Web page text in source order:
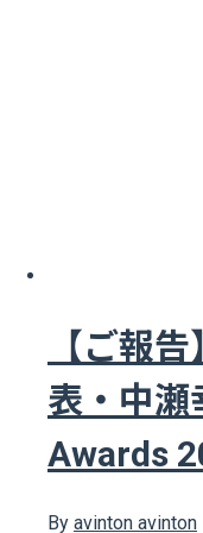
【ご報
表・中瀬
Awards
By avinton avinton